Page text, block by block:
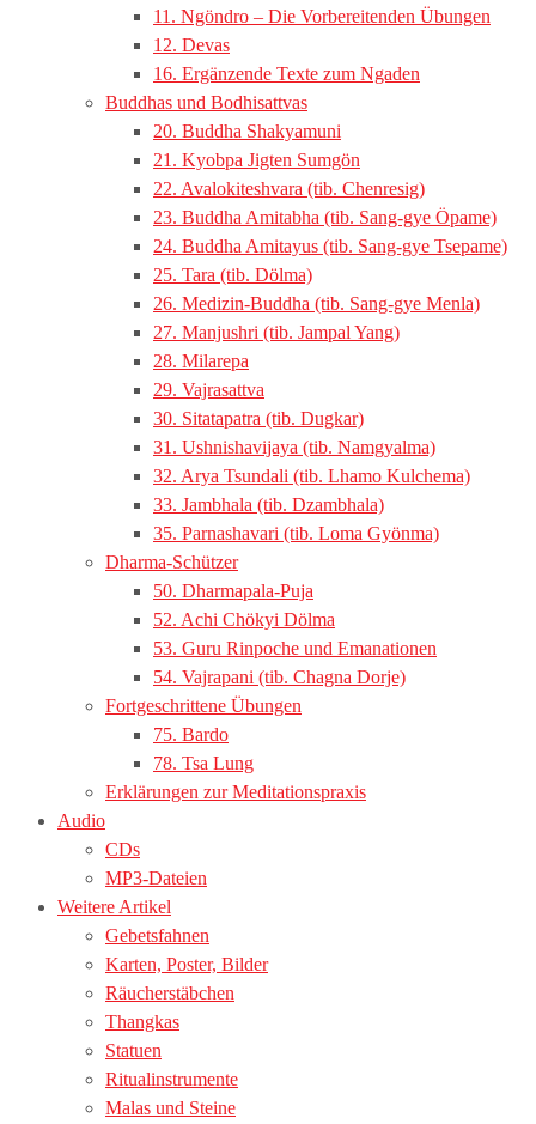
11. Ngöndro – Die Vorbereitenden Übungen
12. Devas
16. Ergänzende Texte zum Ngaden
Buddhas und Bodhisattvas
20. Buddha Shakyamuni
21. Kyobpa Jigten Sumgön
22. Avalokiteshvara (tib. Chenresig)
23. Buddha Amitabha (tib. Sang-gye Öpame)
24. Buddha Amitayus (tib. Sang-gye Tsepame)
25. Tara (tib. Dölma)
26. Medizin-Buddha (tib. Sang-gye Menla)
27. Manjushri (tib. Jampal Yang)
28. Milarepa
29. Vajrasattva
30. Sitatapatra (tib. Dugkar)
31. Ushnishavijaya (tib. Namgyalma)
32. Arya Tsundali (tib. Lhamo Kulchema)
33. Jambhala (tib. Dzambhala)
35. Parnashavari (tib. Loma Gyönma)
Dharma-Schützer
50. Dharmapala-Puja
52. Achi Chökyi Dölma
53. Guru Rinpoche und Emanationen
54. Vajrapani (tib. Chagna Dorje)
Fortgeschrittene Übungen
75. Bardo
78. Tsa Lung
Erklärungen zur Meditationspraxis
Audio
CDs
MP3-Dateien
Weitere Artikel
Gebetsfahnen
Karten, Poster, Bilder
Räucherstäbchen
Thangkas
Statuen
Ritualinstrumente
Malas und Steine